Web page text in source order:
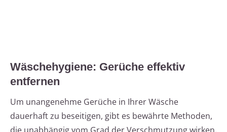
Wäschehygiene: Gerüche effektiv
entfernen
Um unangenehme Gerüche in Ihrer Wäsche
dauerhaft zu beseitigen, gibt es bewährte Methoden,